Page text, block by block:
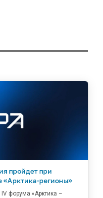
пройдет при
регионы»
форума «Арктика –